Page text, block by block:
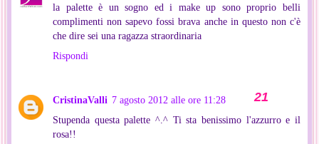
la palette è un sogno ed i make up sono proprio belli
complimenti non sapevo fossi brava anche in questo non c'è
che dire sei una ragazza straordinaria
Rispondi
CristinaValli 7 agosto 2012 alle ore 11:28
Stupenda questa palette ^.^ Ti sta benissimo l'azzurro e il
rosa!!